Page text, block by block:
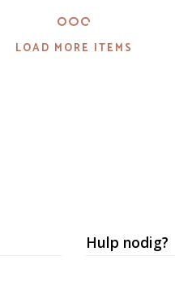
LOAD MORE ITEMS
Hulp nodig?